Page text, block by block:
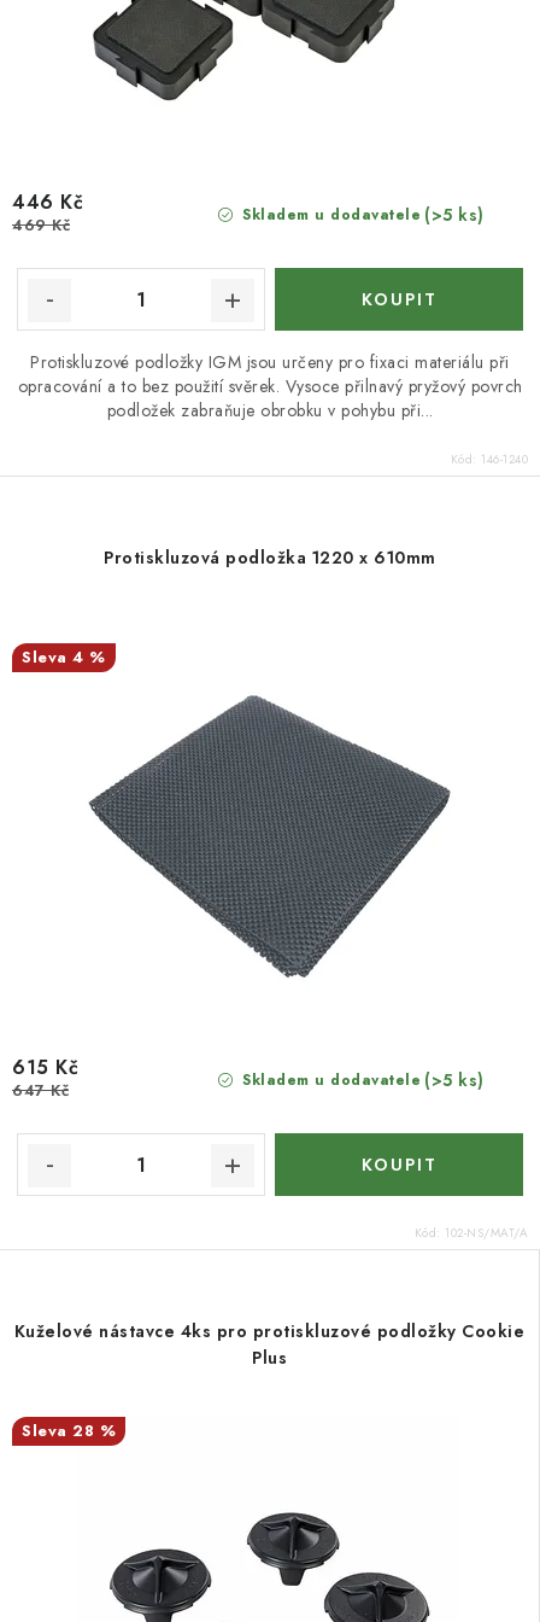
Skladem u dodavatele (>5 ks)
446 Kč
469 Kč
Protiskluzové podložky IGM jsou určeny pro fixaci materiálu při
opracování a to bez použití svěrek. Vysoce přilnavý pryžový povrch
podložek zabraňuje obrobku v pohybu při...
Kód: 146-1240
Protiskluzová podložka 1220 x 610mm
4 %
Skladem u dodavatele (>5 ks)
615 Kč
647 Kč
Kód: 102-NS/MAT/A
Kuželové nástavce 4ks pro protiskluzové podložky Cookie
Plus
28 %